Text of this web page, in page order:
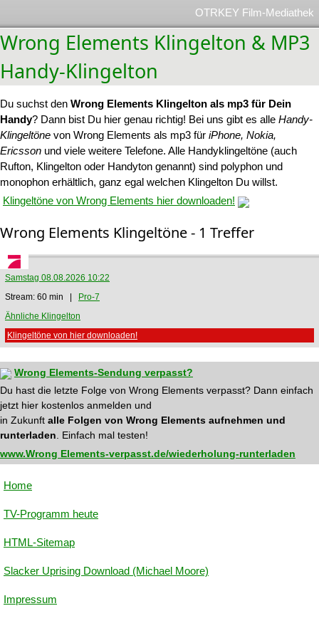
OTRKEY Film-Mediathek
Wrong Elements Klingelton & MP3
Handy-Klingelton
Du suchst den Wrong Elements Klingelton als mp3 für Dein
Handy? Dann bist Du hier genau richtig! Bei uns gibt es alle Handy-
Klingeltöne von Wrong Elements als mp3 für iPhone, Nokia,
Ericsson und viele weitere Telefone. Alle Handyklingeltöne (auch
Rufton, Klingelton oder Handyton genannt) sind polyphon und
monophon erhältlich, ganz egal welchen Klingelton Du willst.
Klingeltöne von Wrong Elements hier downloaden!
Wrong Elements Klingeltöne - 1 Treffer
Samstag 08.08.2026 10:22
Stream: 60 min |
Pro-7
Ähnliche Klingelton
Klingeltöne von hier downloaden!
Wrong Elements-Sendung verpasst?
Du hast die letzte Folge von Wrong Elements verpasst? Dann einfach
jetzt hier kostenlos anmelden und
in Zukunft alle Folgen von Wrong Elements aufnehmen und
runterladen . Einfach mal testen!
www.Wrong Elements-verpasst.de/wiederholung-runterladen
Home
TV-Programm heute
HTML-Sitemap
Slacker Uprising Download (Michael Moore)
Impressum